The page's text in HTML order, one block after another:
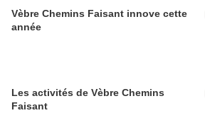
Vèbre Chemins Faisant innove cette
année
Les activités de Vèbre Chemins
Faisant